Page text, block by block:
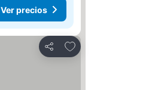
Ver precios
Compartir
Agregar a favoritos